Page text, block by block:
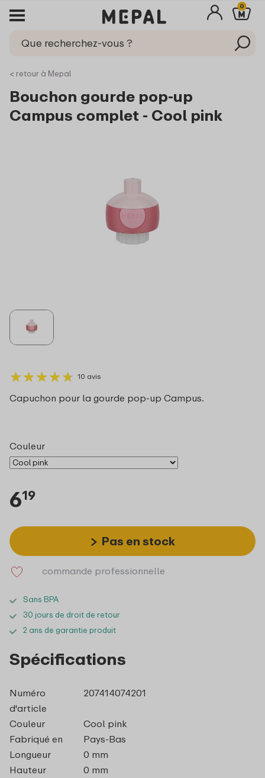
0
< retour à Mepal
Bouchon gourde pop-up
Campus complet - Cool pink
★★★★★
★★★★★ 10 avis
Capuchon pour la gourde pop-up Campus.
Couleur
619
Pas en stock
commande professionnelle
Sans BPA
30 jours de droit de retour
2 ans de garantie produit
Spécifications
Numéro
d'article
207414074201
Couleur
Cool pink
Fabriqué en
Pays-Bas
Longueur
0 mm
Hauteur
0 mm